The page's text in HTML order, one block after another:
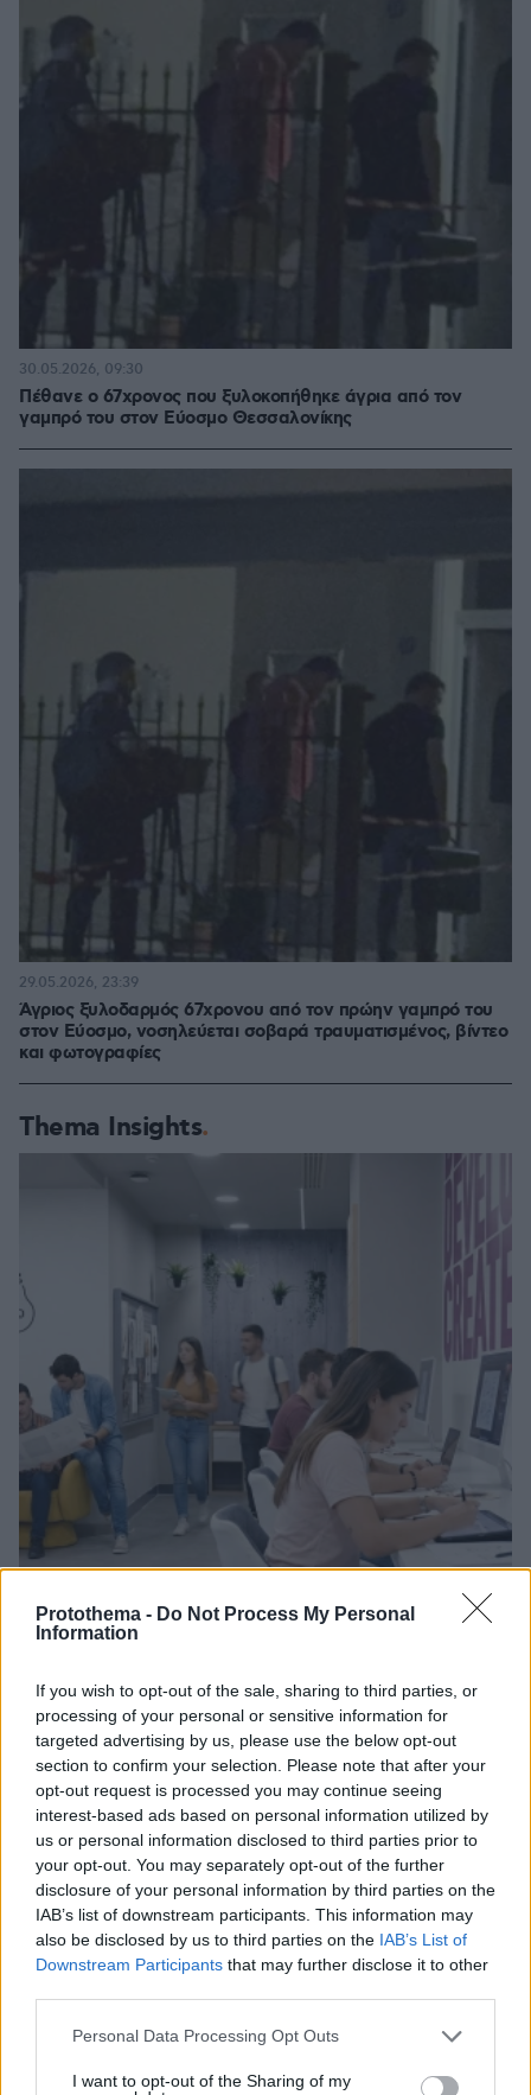
Protothema - Do Not Process My Personal
Information
If you wish to opt-out of the sale, sharing to third parties, or
processing of your personal or sensitive information for
targeted advertising by us, please use the below opt-out
section to confirm your selection. Please note that after your
opt-out request is processed you may continue seeing
interest-based ads based on personal information utilized by
us or personal information disclosed to third parties prior to
your opt-out. You may separately opt-out of the further
disclosure of your personal information by third parties on the
IAB’s list of downstream participants. This information may
also be disclosed by us to third parties on the IAB’s List of
Downstream Participants that may further disclose it to other
Please note that this website/app uses one or more Google
not limited to your visit or usage behaviour. You may click to
Personal Data Processing Opt Outs
I want to opt-out of the Sharing of my
Πέθανε ο 67χρονος που ξυλοκοπήθηκε άγρια από τον
γαμπρό του στον Εύοσμο Θεσσαλονίκης
30.05.2026, 09:30
Άγριος ξυλοδαρμός 67χρονου από τον πρώην γαμπρό του
στον Εύοσμο, νοσηλεύεται σοβαρά τραυματισμένος, βίντεο
και φωτογραφίες
29.05.2026, 23:39
Thema Insights
Κάτι αλλάζει στον χάρτη της πανεπιστημιακής εκπαίδευσης
στην Ελλάδα
Εθνική Τράπεζα: Η κορυφαία επιλογή για τη χρηματοδότηση
μεγάλων έργων
30.07.2026, 15:25
Διασκεδάζουμε υπεύθυνα, επιστρέφουμε με ασφάλεια
29.07.2026, 09:39
ΣΧΟΛΙΑ(25)